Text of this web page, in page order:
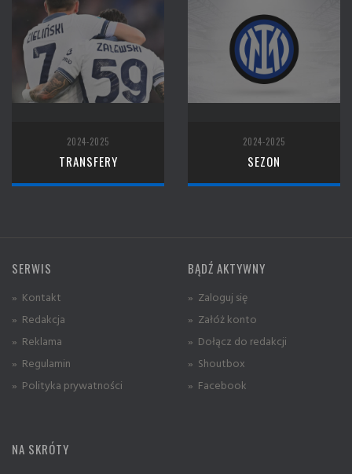
2024-2025
TRANSFERY
2024-2025
SEZON
SERWIS
» Kontakt
» Redakcja
» Reklama
» Regulamin
» Polityka prywatności
BĄDŹ AKTYWNY
» Zaloguj się
» Załóż konto
» Dołącz do redakcji
» Shoutbox
» Facebook
NA SKRÓTY